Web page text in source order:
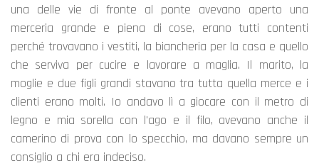
una delle vie di fronte al ponte avevano aperto una
merceria grande e piena di cose, erano tutti contenti
perché trovavano i vestiti, la biancheria per la casa e quello
che serviva per cucire e lavorare a maglia. Il marito, la
moglie e due figli grandi stavano tra tutta quella merce e i
clienti erano molti. Io andavo lì a giocare con il metro di
legno e mia sorella con l'ago e il filo, avevano anche il
camerino di prova con lo specchio, ma davano sempre un
consiglio a chi era indeciso.